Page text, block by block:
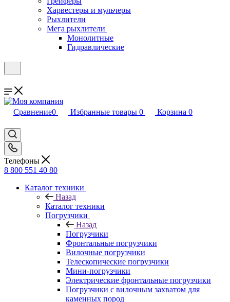
Харвестеры и мульчеры
Рыхлители
Мега рыхлители
Монолитные
Гидравлические
Сравнение0 Избранные товары 0 Корзина 0
Телефоны
8 800 551 40 80
Каталог техники
Назад
Каталог техники
Погрузчики
Назад
Погрузчики
Фронтальные погрузчики
Вилочные погрузчики
Телескопические погрузчики
Мини-погрузчики
Электрические фронтальные погрузчики
Погрузчики с вилочным захватом для
каменных пород